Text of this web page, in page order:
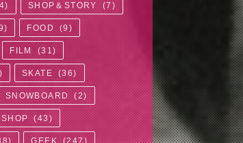
) SHOP＆STORY (7)
) FOOD (9 )
FILM (31)
) SKATE (36)
SNOWBOARD (2)
SHOP (43)
) GEEK (247)